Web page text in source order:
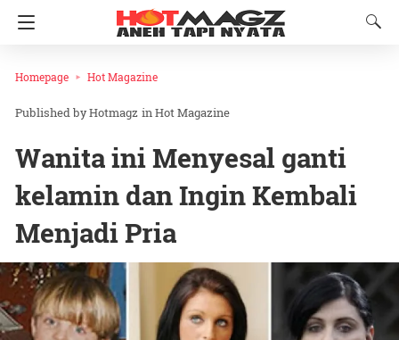
Homepage Hot Magazine
Hotmagz inHot Magazine
Wanita ini Menyesal ganti
kelamin dan Ingin Kembali
Menjadi Pria